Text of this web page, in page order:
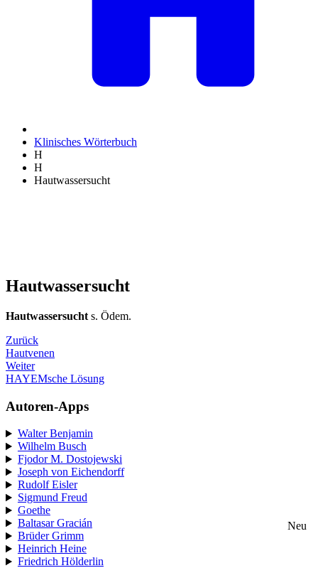
Klinisches Wörterbuch
H
H
Hautwassersucht
Hautwassersucht
Hautwassersucht s. Ödem.
Zurück
Hautvenen
Weiter
HAYEMsche Lösung
Autoren-Apps
Walter Benjamin
Wilhelm Busch
Fjodor M. Dostojewski
Joseph von Eichendorff
Rudolf Eisler
Sigmund Freud
Goethe
Baltasar Gracián
Neu
Brüder Grimm
Heinrich Heine
Friedrich Hölderlin